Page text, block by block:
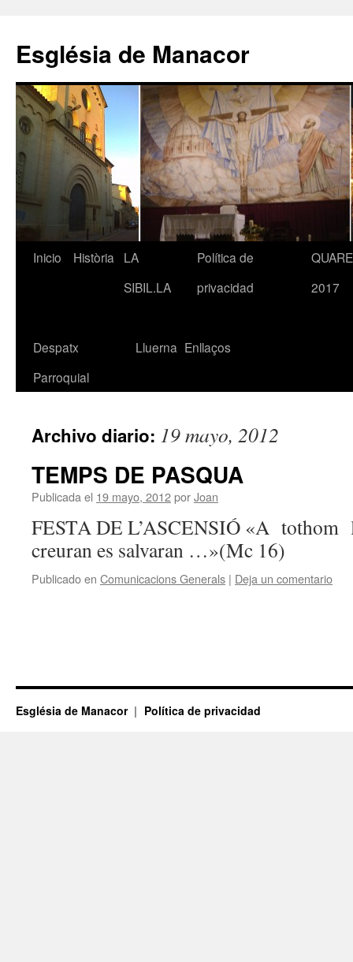
contenido
Església de Manacor
Inicio Història
LA
SIBIL.LA
Política de
privacidad
2017
Despatx
Parroquial
Lluerna Enllaços
Archivo diario: 19 mayo, 2012
TEMPS DE PASQUA
Publicada el 19 mayo, 2012porJoan
FESTA DE L’ASCENSIÓ «A
creuran es salvaran …»(Mc 16)
Publicado en Comunicacions Generals | Deja un comentario
Església de Manacor Política de privacidad